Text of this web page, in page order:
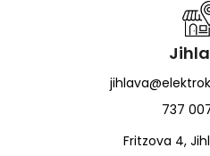
737
Fritzova 4,